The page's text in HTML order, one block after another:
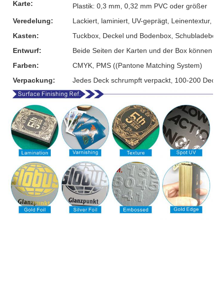
Karte:
Plastik: 0,3 mm, 0,32 mm PVC oder größer
Veredelung:
Lackiert, laminiert, UV-geprägt, Leinentextur,
Kasten:
Tuckbox, Deckel und Bodenbox,
Entwurf:
Beide Seiten der Karten und der Box können
Farben:
CMYK, PMS ((Pantone Matching System)
Verpackung:
Jedes Deck schrumpft verpackt, 100-200